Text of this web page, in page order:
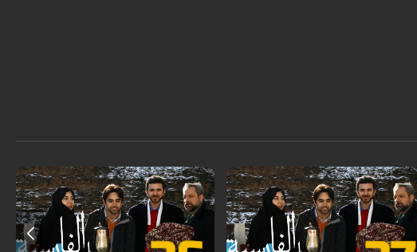
المتحف / الجهات الجغرافية / الطقس
/ استعمال كلمة " شايد" و " اي كاش"
المقاييس / المتحف / صياغة الجملة